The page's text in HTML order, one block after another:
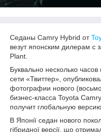
Седаны Camry Hybrid от
везут японским дилерам с
Plant.
Буквально несколько
сети «Твиттер»,
фотографии нового
бизнес-класса Toyota
получит глобальную
В Японії седан нового
гібридної версії, що